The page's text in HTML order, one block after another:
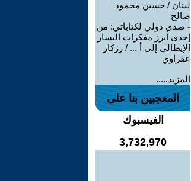
لبنان / حسين محمود
صالح
- صدى دولي لكتاباتي: من
إحدى أبرز مفكرات اليسار
الإيطالي إلى أ ... / رزكار
عقراوي
المزيد.....
المعجبين بنا على
الفيسبوك
3,732,970